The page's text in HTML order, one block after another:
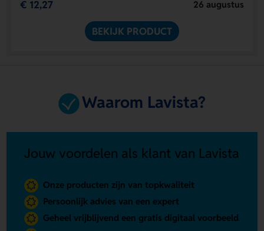
€ 12,27
26 augustus
BEKIJK PRODUCT
Waarom Lavista?
Jouw voordelen als klant van Lavista
Onze producten zijn van topkwaliteit
Persoonlijk advies van een expert
Geheel vrijblijvend een gratis digitaal voorbeeld